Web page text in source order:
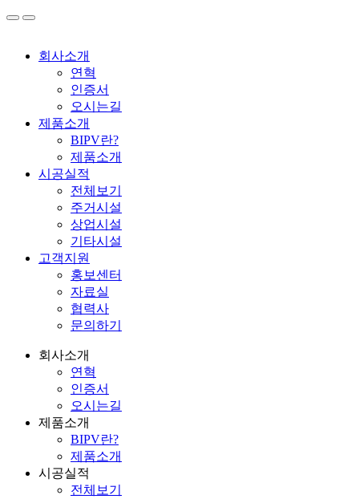
회사소개
연혁
인증서
오시는길
제품소개
BIPV란?
제품소개
시공실적
전체보기
주거시설
상업시설
기타시설
고객지원
홍보센터
자료실
협력사
문의하기
회사소개
연혁
인증서
오시는길
제품소개
BIPV란?
제품소개
시공실적
전체보기